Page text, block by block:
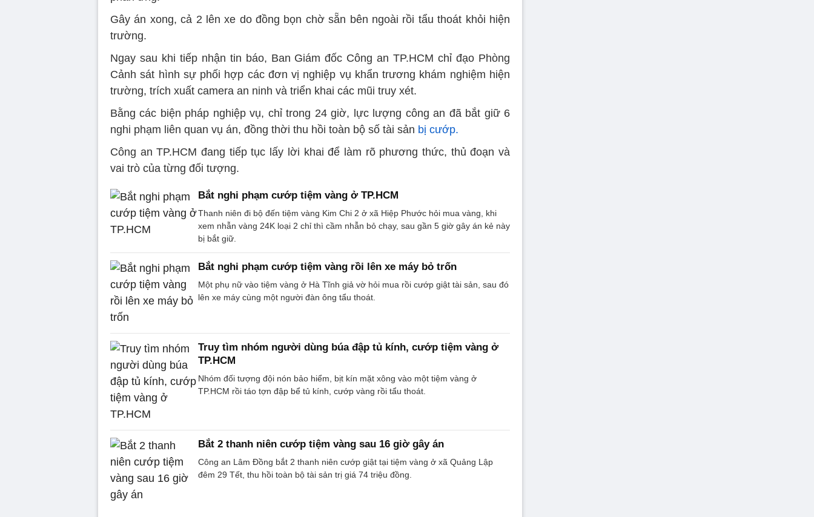
Gây án xong, cả 2 lên xe do đồng bọn chờ sẵn bên ngoài rồi tẩu thoát khỏi hiện
trường.
Ngay sau khi tiếp nhận tin báo, Ban Giám đốc Công an TP.HCM chỉ đạo Phòng
Cảnh sát hình sự phối hợp các đơn vị nghiệp vụ khẩn trương khám nghiệm hiện
trường, trích xuất camera an ninh và triển khai các mũi truy xét.
Bằng các biện pháp nghiệp vụ, chỉ trong 24 giờ, lực lượng công an đã bắt giữ 6
nghi phạm liên quan vụ án, đồng thời thu hồi toàn bộ số tài sản bị cướp.
Công an TP.HCM đang tiếp tục lấy lời khai để làm rõ phương thức, thủ đoạn và
vai trò của từng đối tượng.
Bắt nghi phạm cướp tiệm vàng ở TP.HCM
Thanh niên đi bộ đến tiệm vàng Kim Chi 2 ở xã Hiệp Phước hỏi mua vàng, khi
xem nhẫn vàng 24K loại 2 chỉ thì cầm nhẫn bỏ chạy, sau gần 5 giờ gây án kẻ này
bị bắt giữ.
Bắt nghi phạm cướp tiệm vàng rồi lên xe máy bỏ trốn
Một phụ nữ vào tiệm vàng ở Hà Tĩnh giả vờ hỏi mua rồi cướp giật tài sản, sau đó
lên xe máy cùng một người đàn ông tẩu thoát.
Truy tìm nhóm người dùng búa đập tủ kính, cướp tiệm vàng ở
TP.HCM
Nhóm đối tượng đội nón bảo hiểm, bịt kín mặt xông vào một tiệm vàng ở
TP.HCM rồi táo tợn đập bể tủ kính, cướp vàng rồi tẩu thoát.
Bắt 2 thanh niên cướp tiệm vàng sau 16 giờ gây án
Công an Lâm Đồng bắt 2 thanh niên cướp giật tại tiệm vàng ở xã Quảng Lập
đêm 29 Tết, thu hồi toàn bộ tài sản trị giá 74 triệu đồng.